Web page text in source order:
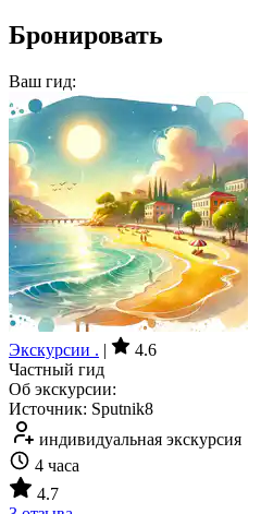
Бронировать
Ваш гид:
Экскурсии . |
4.6
Частный гид
Об экскурсии:
Источник: Sputnik8
индивидуальная экскурсия
4 часа
4.7